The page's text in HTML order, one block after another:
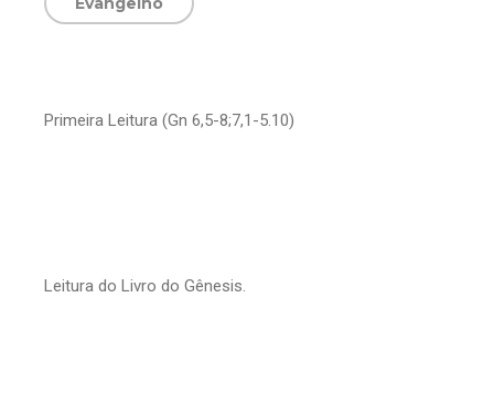
Primeira Leitura (Gn 6,5-8;7,1-5.10)
Leitura do Livro do Gênesis.